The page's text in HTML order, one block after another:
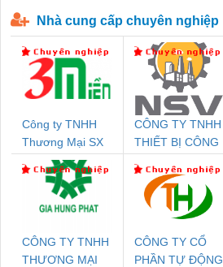
Nhà cung cấp chuyên nghiệp
Công ty TNHH
Thương Mại SX
Ba Miền
CÔNG TY TNHH
THIẾT BỊ CÔNG
SETSUBI VIỆT
NAM
CÔNG TY TNHH
THƯƠNG MẠI
CÔNG TY CỔ
PHẦN TỰ ĐỘNG